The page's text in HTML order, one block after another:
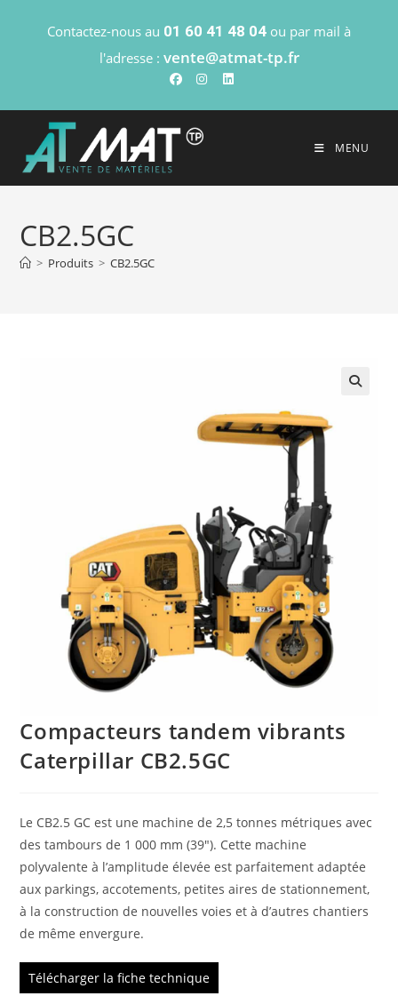
Contactez-nous au 01 60 41 48 04 ou par mail à
l'adresse : vente@atmat-tp.fr
MENU
CB2.5GC
> Produits > CB2.5GC
Compacteurs tandem vibrants
Caterpillar CB2.5GC
Le CB2.5 GC est une machine de 2,5 tonnes métriques avec
des tambours de 1 000 mm (39″). Cette machine
polyvalente à l’amplitude élevée est parfaitement adaptée
aux parkings, accotements, petites aires de stationnement,
à la construction de nouvelles voies et à d’autres chantiers
de même envergure.
Télécharger la fiche technique